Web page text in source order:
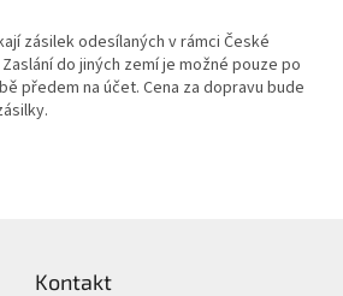
zásilek odesílaných v rámci České
do jiných zemí je možné pouze po
předem na účet. Cena za dopravu bude
Kontakt